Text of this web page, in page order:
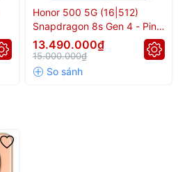
Honor 500 5G (16|512)
Snapdragon 8s Gen 4 - Pin
8.000mAh
13.490.000₫
15.000.000₫